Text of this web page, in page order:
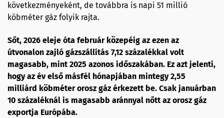
következményeként, de továbbra is napi 51 millió
köbméter gáz folyik rajta.
Sőt, 2026 eleje óta február közepéig az ezen az
útvonalon zajló gázszállítás 7,12 százalékkal volt
magasabb, mint 2025 azonos időszakában. Ez azt jelenti,
hogy az év első másfél hónapjában mintegy 2,55
milliárd köbméter orosz gáz érkezett be. Csak januárban
10 százaléknál is magasabb aránnyal nőtt az orosz gáz
exportja Európába.